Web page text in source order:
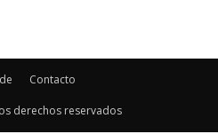
Contacto
derechos reservados